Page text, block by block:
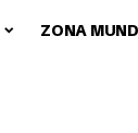
ZONA